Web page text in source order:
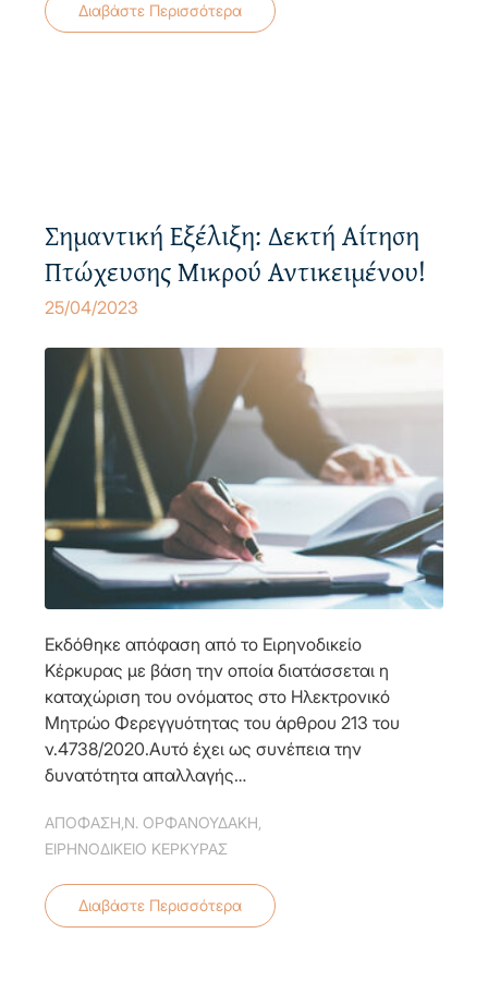
Διαβάστε Περισσότερα
Σημαντική Εξέλιξη: Δεκτή Αίτηση
Πτώχευσης Μικρού Αντικειμένου!
25/04/2023
Εκδόθηκε απόφαση από το Ειρηνοδικείο
Κέρκυρας με βάση την οποία διατάσσεται η
καταχώριση του ονόματος στο Ηλεκτρονικό
Μητρώο Φερεγγυότητας του άρθρου 213 του
ν.4738/2020.Αυτό έχει ως συνέπεια την
δυνατότητα απαλλαγής…
ΑΠΟΦΑΣΗ Ν. ΟΡΦΑΝΟΥΔΑΚΗ
ΕΙΡΗΝΟΔΙΚΕΙΟ ΚΕΡΚΥΡΑΣ
Διαβάστε Περισσότερα